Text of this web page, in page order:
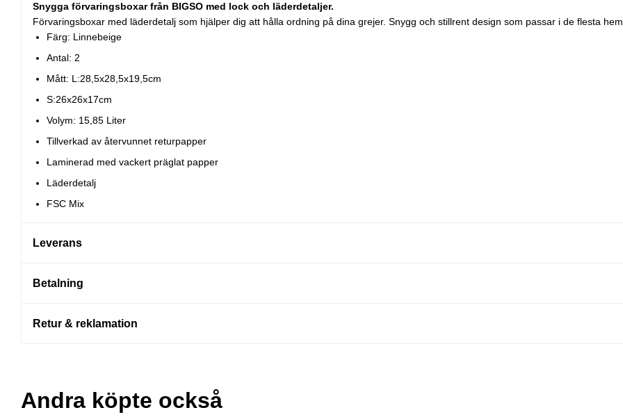
Snygga förvaringsboxar från BIGSO med lock och läderdetaljer.
Förvaringsboxar med läderdetalj som hjälper dig att hålla ordning på dina grejer. Snygg och stillrent design som passar i de flesta
Färg: Linnebeige
Antal: 2
Mått: L:28,5x28,5x19,5cm
S:26x26x17cm
Volym: 15,85 Liter
Tillverkad av återvunnet returpapper
Laminerad med vackert präglat papper
Läderdetalj
FSC Mix
Leverans
Betalning
Retur & reklamation
Andra köpte också